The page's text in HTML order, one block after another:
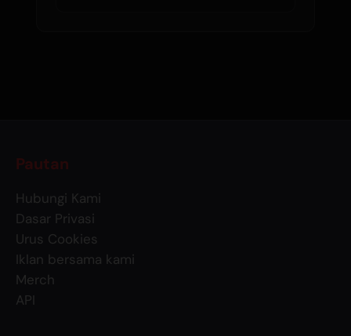
Pautan
Hubungi Kami
Dasar Privasi
Urus Cookies
Iklan bersama kami
Merch
API